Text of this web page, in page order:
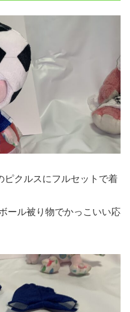
ピクルスにフルセットで着
ール被り物でかっこいい応